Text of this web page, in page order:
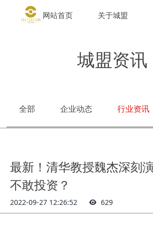
网站首页 关于城盟
城盟资讯
全部 企业动态 行业资讯
最新！清华教授魏杰深刻
不敢投资？
2022-09-27 12:26:52 629